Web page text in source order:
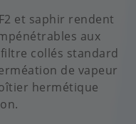
et saphir rendent
aux
collés standard
de vapeur
hermétique